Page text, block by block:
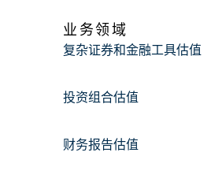
业务领域
复杂证券和金融工具估值
投资组合估值
财务报告估值